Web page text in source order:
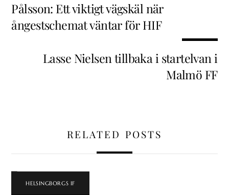
Pålsson: Ett viktigt vägskäl när
ångestschemat väntar för HIF
Lasse Nielsen tillbaka i startelvan i
Malmö FF
RELATED POSTS
HELSINGBORGS IF